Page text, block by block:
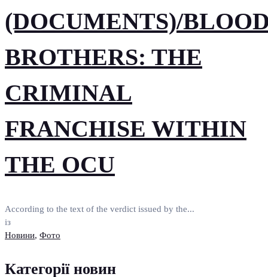
(DOCUMENTS)/
BROTHERS: THE
CRIMINAL
FRANCHISE WITHIN
THE OCU
According to the text of the verdict issued by the...
із
Новини, Фото
Категорії новин